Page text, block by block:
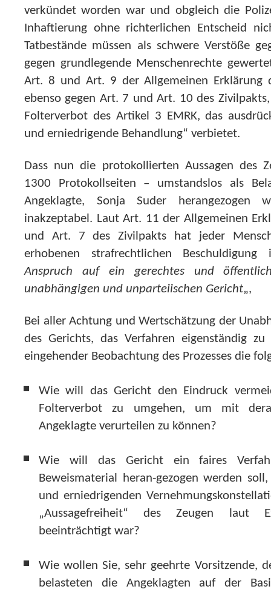
verkündet worden war und obgleich die
Inhaftierung ohne richterlichen Entscheid
Tatbestände müssen als schwere Verstöße
gegen grundlegende Menschenrechte
Art. 8 und Art. 9 der Allgemeinen Erklärung
ebenso gegen Art. 7 und Art. 10 des
Folterverbot des Artikel 3 EMRK, das
und erniedrigende Behandlung“ verbietet.
Dass nun die protokollierten Aussagen des
1300 Protokollseiten – umstandslos als
Angeklagte, Sonja Suder herangezogen
inakzeptabel. Laut Art. 11 der Allgemeinen
und Art. 7 des Zivilpakts hat jeder
erhobenen strafrechtlichen
Anspruch auf ein gerechtes und
unabhängigen und unparteiischen Gericht„,
Bei aller Achtung und Wertschätzung der
des Gerichts, das Verfahren eigenständig
eingehender Beobachtung des Prozesses die
Wie will das Gericht den Eindruck
Folterverbot zu umgehen, um mit
Angeklagte verurteilen zu können?
Wie will das Gericht ein faires
Beweismaterial heran-gezogen werden
und erniedrigenden
„Aussagefreiheit“ des Zeugen laut
beeinträchtigt war?
Wie wollen Sie, sehr geehrte Vorsitzende,
belasteten die Angeklagten auf der